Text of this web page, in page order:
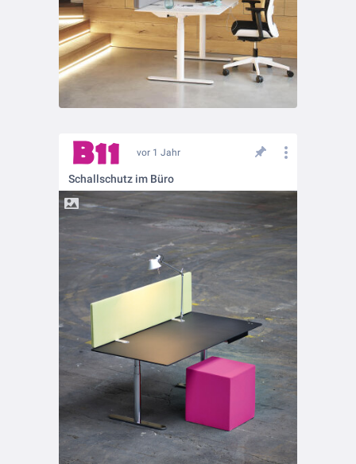
vor 1 Jahr
Schallschutz im Büro